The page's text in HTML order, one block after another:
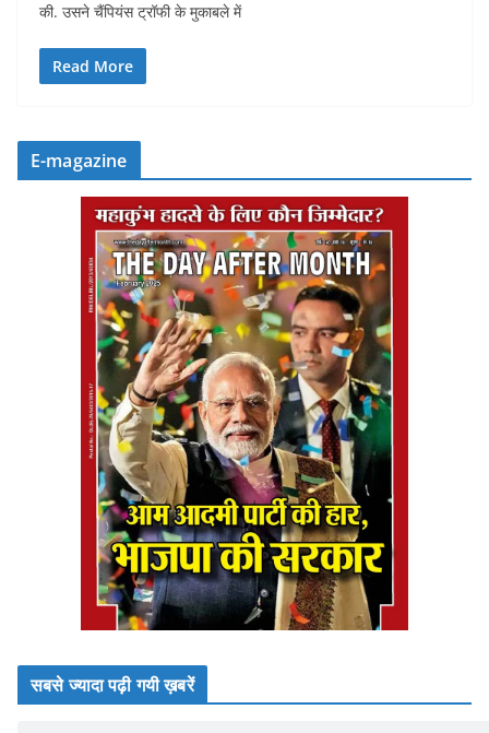
की. उसने चैंपियंस ट्रॉफी के मुकाबले में
Read More
E-magazine
सबसे ज्यादा पढ़ी गयी ख़बरें